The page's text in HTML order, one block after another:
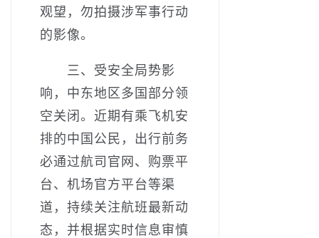
观望，勿拍摄涉军事行动
的影像。
三、受安全局势影
响，中东地区多国部分领
空关闭。近期有乘飞机安
排的中国公民，出行前务
必通过航司官网、购票平
台、机场官方平台等渠
道，持续关注航班最新动
态，并根据实时信息审慎